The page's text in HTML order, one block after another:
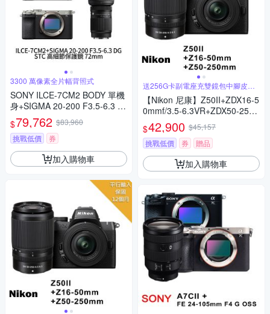
3300 萬像素全片幅背照式
SONY ILCE-7CM2 BODY 單機
身+SIGMA 20-200 F3.5-6.3 D
G+STC 高細節保護鏡 72mm A
7CM2 A7C二代 (公司貨)
$79,762 $83,960
挑戰低價
券
加入購物車
送256G卡副電座充雙鏡包中腳皮帶
等
【Nikon 尼康】Z50II+ZDX16-5
0mmf/3.5-6.3VR+ZDX50-250
mm F/4.5-6.3 VR *(平行輸入)
$42,900 $45,157
挑戰低價
券 贈品
加入購物車